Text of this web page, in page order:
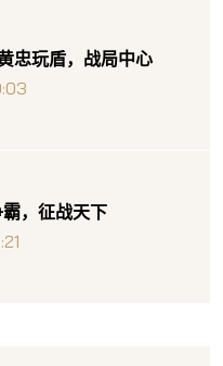
忠玩盾，战局中心
，征战天下